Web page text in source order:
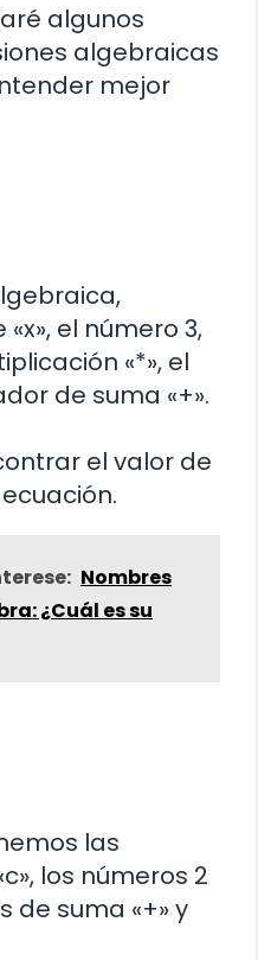
algunos
algebraicas
mejor
el número 3,
«*», el
de suma «+».
el valor de
Nombres
¿Cuál es su
las
los números 2
de suma «+» y